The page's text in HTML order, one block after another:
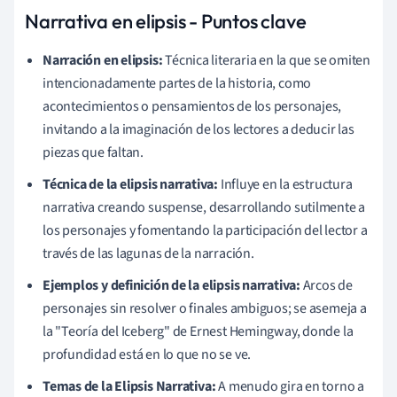
Narrativa en elipsis - Puntos clave
Narración en elipsis:Técnica literaria en la que se omiten
intencionadamente partes de la historia, como
acontecimientos o pensamientos de los personajes,
invitando a la imaginación de los lectores a deducir las
piezas que faltan.
Técnica de la elipsis narrativa: Influye en la estructura
narrativa creando suspense, desarrollando sutilmente a
los personajes y fomentando la participación del lector a
través de las lagunas de la narración.
Ejemplos y definición de la elipsis narrativa:Arcos de
personajes sin resolver o finales ambiguos; se asemeja a
la "Teoría del Iceberg" de Ernest Hemingway, donde la
profundidad está en lo que no se ve.
Temas de la Elipsis Narrativa:A menudo gira en torno a